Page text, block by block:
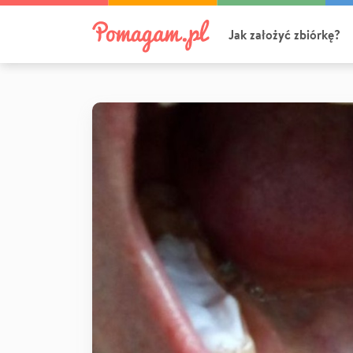
Jak założyć zbiórkę?